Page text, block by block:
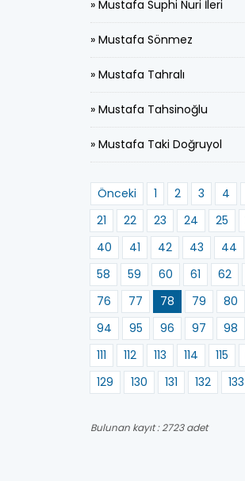
» Mustafa Suphi Nuri İleri
» Mustafa Sönmez
» Mustafa Tahralı
» Mustafa Tahsinoğlu
» Mustafa Taki Doğruyol
Önceki 1 2 3 4
21
22 23 24 25
40
41 42 43 44
58
59 60 61 62
76
77 78 79 80
94
95 96 97 98
111
112 113 114 115
129
130 131 132 133
Bulunan kayıt : 2723 adet